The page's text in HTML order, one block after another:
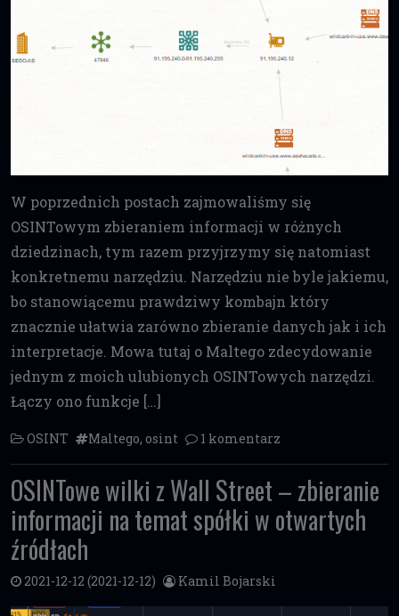
W poprzednich postach zajmowaliśmy się
OSINTowym zbieraniem informacji w różnych
dziedzinach, tym razem przyjrzymy się natomiast
konkretnemu narzędziu. Narzędziu nie byle jakiemu,
bo stanowiącemu prawdziwy kombajn który
znacznie ułatwia zarówno zbieranie danych jak i ich
interpretacje. Mowa tutaj o Maltego zdecydowanie
jednym z moich ulubionych OSINTowych narzędzi.
Łączy ono funkcje […]
OSINT Maltego, osint 1 komentarz
OSINTowe wilki z Wall Street – zbieranie
informacji na temat spółki w otwartych
źródłach
2021-12-12 (2021-12-12) Kamil Bojarski